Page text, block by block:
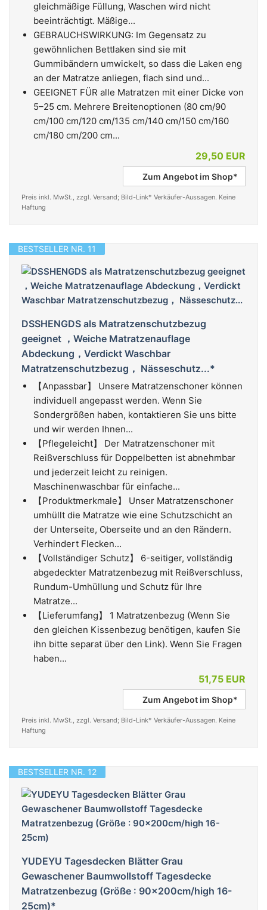
gleichmäßige Füllung, Waschen wird nicht
beeinträchtigt. Mäßige...
GEBRAUCHSWIRKUNG: Im Gegensatz zu
gewöhnlichen Bettlaken sind sie mit
Gummibändern umwickelt, so dass die Laken eng
an der Matratze anliegen, flach sind und...
GEEIGNET FÜR alle Matratzen mit einer Dicke von
5–25 cm. Mehrere Breitenoptionen (80 cm/90
cm/100 cm/120 cm/135 cm/140 cm/150 cm/160
cm/180 cm/200 cm...
29,50 EUR
Zum Angebot im Shop*
Preis inkl. MwSt., zzgl. Versand; Bild-Link* Verkäufer-Aussagen. Keine
Haftung
BESTSELLER NR. 11
DSSHENGDS als Matratzenschutzbezug
geeignet ，Weiche Matratzenauflage
Abdeckung，Verdickt Waschbar
Matratzenschutzbezug， Nässeschutz...*
【Anpassbar】 Unsere Matratzenschoner können
individuell angepasst werden. Wenn Sie
Sondergrößen haben, kontaktieren Sie uns bitte
und wir werden Ihnen...
【Pflegeleicht】 Der Matratzenschoner mit
Reißverschluss für Doppelbetten ist abnehmbar
und jederzeit leicht zu reinigen.
Maschinenwaschbar für einfache...
【Produktmerkmale】 Unser Matratzenschoner
umhüllt die Matratze wie eine Schutzschicht an
der Unterseite, Oberseite und an den Rändern.
Verhindert Flecken...
【Vollständiger Schutz】 6-seitiger, vollständig
abgedeckter Matratzenbezug mit Reißverschluss,
Rundum-Umhüllung und Schutz für Ihre
Matratze...
【Lieferumfang】 1 Matratzenbezug (Wenn Sie
den gleichen Kissenbezug benötigen, kaufen Sie
ihn bitte separat über den Link). Wenn Sie Fragen
haben...
51,75 EUR
Zum Angebot im Shop*
Preis inkl. MwSt., zzgl. Versand; Bild-Link* Verkäufer-Aussagen. Keine
Haftung
BESTSELLER NR. 12
YUDEYU Tagesdecken Blätter Grau
Gewaschener Baumwollstoff Tagesdecke
Matratzenbezug (Größe : 90x200cm/high 16-
25cm)*